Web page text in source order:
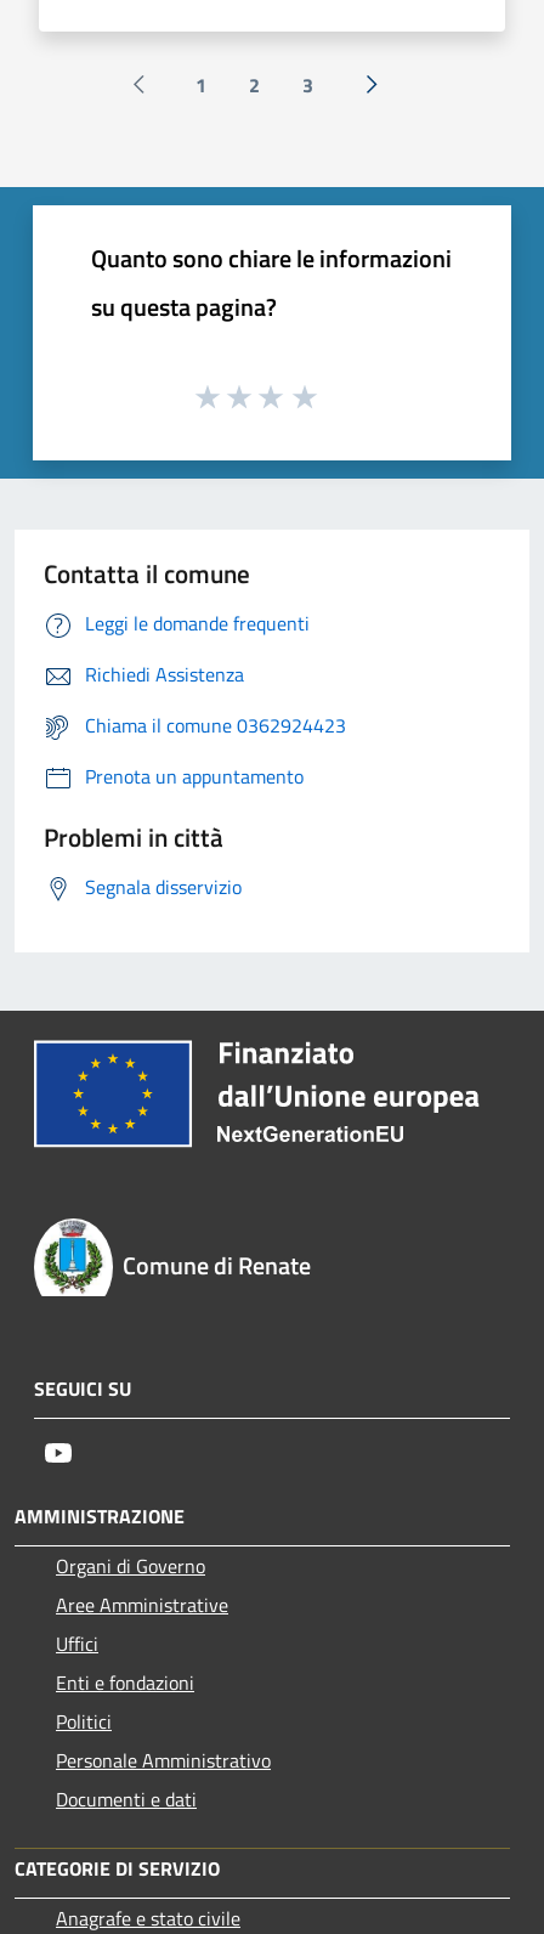
Pagina precedente
1 2 3 Successiva »
Quanto sono chiare le informazioni
su questa pagina?
Contatta il comune
Leggi le domande frequenti
Richiedi Assistenza
Chiama il comune 0362924423
Prenota un appuntamento
Problemi in città
Segnala disservizio
Comune di Renate
SEGUICI SU
AMMINISTRAZIONE
Organi di Governo
Aree Amministrative
Uffici
Enti e fondazioni
Politici
Personale Amministrativo
Documenti e dati
CATEGORIE DI SERVIZIO
Anagrafe e stato civile